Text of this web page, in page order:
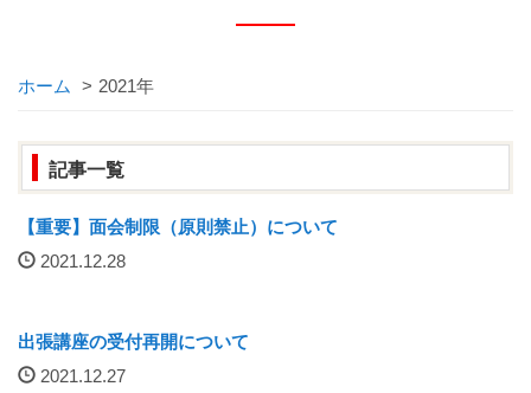
ごあいさつ
講習・講座・教室案内
整備機器等
厚生労働大臣が定める掲示事項
ホーム > 2021年
記事一覧
【重要】面会制限（原則禁止）について
2021.12.28
出張講座の受付再開について
2021.12.27